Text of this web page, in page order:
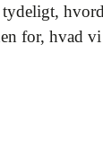
for, hvad